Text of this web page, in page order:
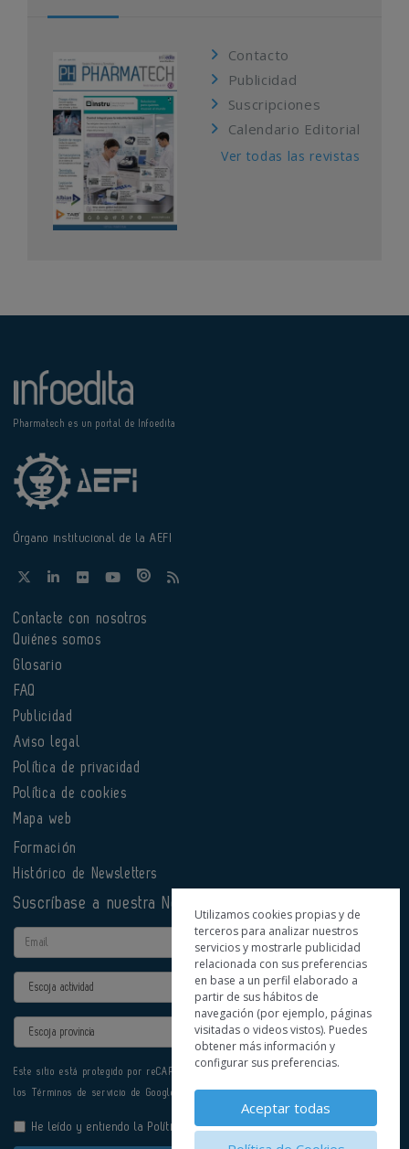
Contacto
Publicidad
Suscripciones
Calendario Editorial
Ver todas las revistas
Pharmatech es un portal de Infoedita
Órgano institucional de la AEFI
Contacte con nosotros
Quiénes somos
Glosario
FAQ
Publicidad
Aviso legal
Política de privacidad
Política de cookies
Mapa web
Formación
Histórico de Newsletters
Suscríbase a nuestra Newsletter
Email
Actividad
Provincia
Este sitio está protegido por reCAPTCHA y se aplican la
los Términos de servicio de Google.
He leído y entiendo la Política de Privacidad
Utilizamos cookies propias y de
terceros para analizar nuestros
servicios y mostrarle publicidad
relacionada con sus preferencias
en base a un perfil elaborado a
partir de sus hábitos de
navegación (por ejemplo, páginas
visitadas o videos vistos). Puedes
obtener más información y
configurar sus preferencias.
Aceptar todas